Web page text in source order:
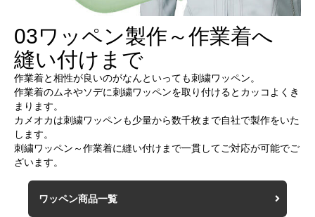
03ワッペン製作～作業着へ
縫い付けまで
作業着と相性が良いのがなんといっても刺繍ワッペン。
作業着のムネやソデに刺繍ワッペンを取り付けるとカッコよくき
まります。
カメオカは刺繍ワッペンも少量から数千枚まで自社で製作をいた
します。
刺繍ワッペン～作業着に縫い付けまで一貫してご対応が可能でご
ざいます。
ワッペン商品一覧